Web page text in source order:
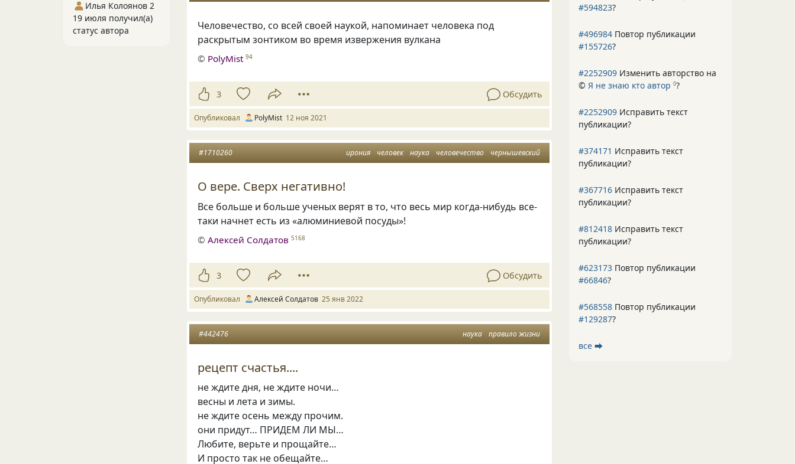
Человечество, со всей своей наукой, напоминает человека под
раскрытым зонтиком во время извержения вулкана
© PolyMist 94
3 Обсудить
Опубликовал PolyMist 12 ноя 2021
ирония человек наука человечество чернышевский
#1710260
О вере. Сверх негативно!
Все больше и больше ученых верят в то, что весь мир когда-нибудь все-
таки начнет есть из «алюминиевой посуды»!
©Алексей Солдатов 5168
3 Обсудить
Опубликовал Алексей Солдатов 25 янв 2022
наука правило жизни
#442476
рецепт счастья....
не ждите дня, не ждите ночи…
весны и лета и зимы.
не ждите осень между прочим.
они придут… ПРИДЕМ ЛИ МЫ…
Любите, верьте и прощайте…
И просто так не обещайте…
#594823?
#496984 Повтор публикации
#155726?
#2252909 Изменить авторство на
© Я не знаю кто автор 0?
#2252909 Исправить текст
публикации?
#374171 Исправить текст
публикации?
#367716 Исправить текст
публикации?
#812418 Исправить текст
публикации?
#623173 Повтор публикации
#66846?
#568558 Повтор публикации
#129287?
все ⮕
Илья Колоянов 2
19 июля получил(а)
статус автора